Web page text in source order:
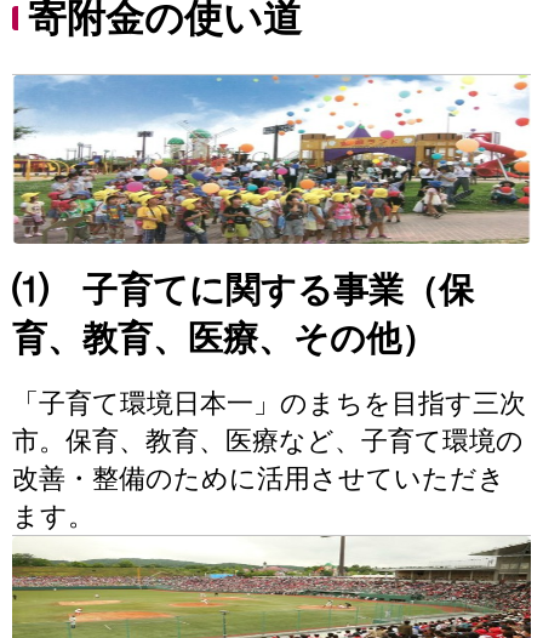
寄附金の使い道
⑴ 子育てに関する事業（保
育、教育、医療、その他）
「子育て環境日本一」のまちを目指す三次
市。保育、教育、医療など、子育て環境の
改善・整備のために活用させていただき
ます。